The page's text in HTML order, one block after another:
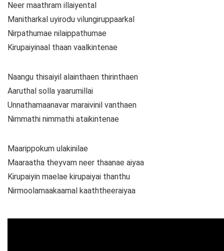
Neer maathram illaiyental
Manitharkal uyirodu vilungiruppaarkal
Nirpathumae nilaippathumae
Kirupaiyinaal thaan vaalkintenae
Naangu thisaiyil alainthaen thirinthaen
Aaruthal solla yaarumillai
Unnathamaanavar maraivinil vanthaen
Nimmathi nimmathi ataikintenae
Maarippokum ulakinilae
Maaraatha theyvam neer thaanae aiyaa
Kirupaiyin maelae kirupaiyai thanthu
Nirmoolamaakaamal kaaththeeraiyaa